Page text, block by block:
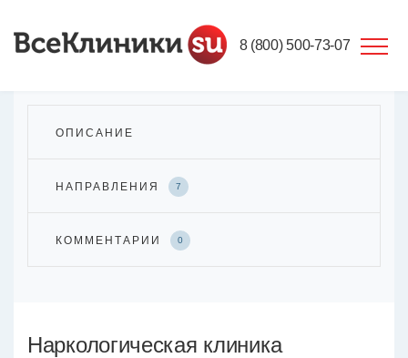
8 (800) 500-73-07
ОПИСАНИЕ
НАПРАВЛЕНИЯ 7
КОММЕНТАРИИ 0
Наркологическая клиника